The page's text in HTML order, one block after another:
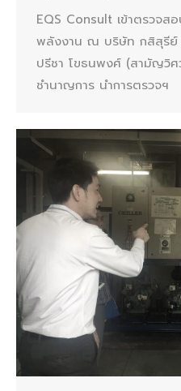
EQS Consult เข้าตรวจส
พลังงาน ณ บริษัท กสิสุรี
ปรีชา โขธนพงศ์ (สามัญวิศ
ชำนาญการ นำการตรวจฯ